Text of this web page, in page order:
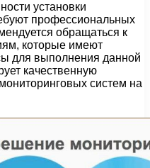
установки
профессиональных
обращаться к
которые имеют
для выполнения данной
качественную
систем на